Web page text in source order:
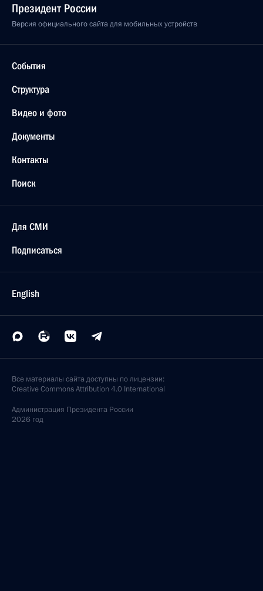
Президент России
Версия официального сайта для мобильных устройств
События
Структура
Видео и фото
Документы
Контакты
Поиск
Для СМИ
Подписаться
English
Все материалы сайта доступны по лицензии:
Creative Commons Attribution 4.0 International
Администрация Президента России
2026 год